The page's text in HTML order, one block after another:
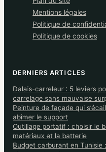
Mentions légales
Politique de
Politique de cookies
DERNIERS ARTICLES
Dalais-carreleur : 5 leviers
carrelage sans mauvaise
Peinture de façade qui
abîmer le support
Outillage portatif : choisir le
matériaux et la batterie
Budget carburant en Tunisie